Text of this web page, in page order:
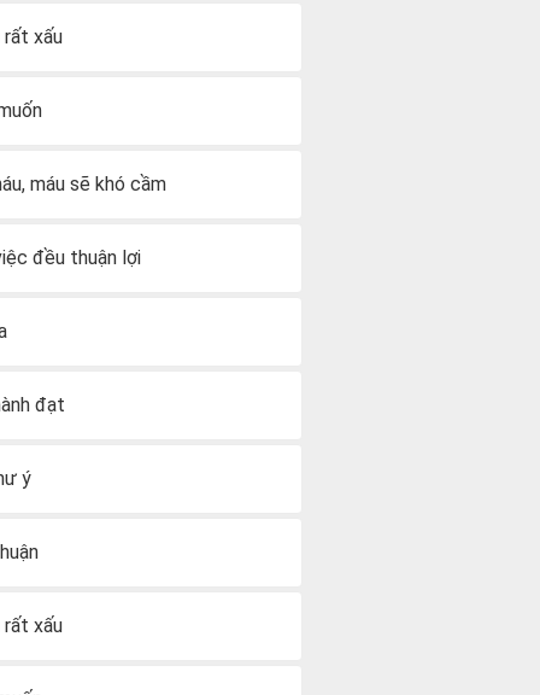
rất xấu
máu sẽ khó cầm
đều thuận lợi
đạt
ý
rất xấu